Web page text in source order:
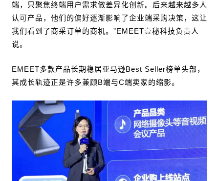
端，只聚焦终端用户需求做差异化创新。后来越来越多人
认可产品，他们的偏好逐渐影响了企业端采购决策，这让
我们看到了商采订单的商机。”EMEET壹秘科技负责人
说。
EMEET多款产品长期稳居亚马逊Best Seller榜单头部，
其成长轨迹正是许多兼顾B端与C端卖家的缩影。